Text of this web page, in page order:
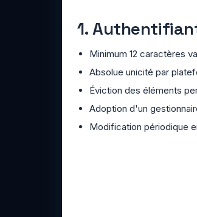
1.
Minimum 12 caractères
Absolue unicité par
Éviction des éléments
Adoption d'un
Modification périodique